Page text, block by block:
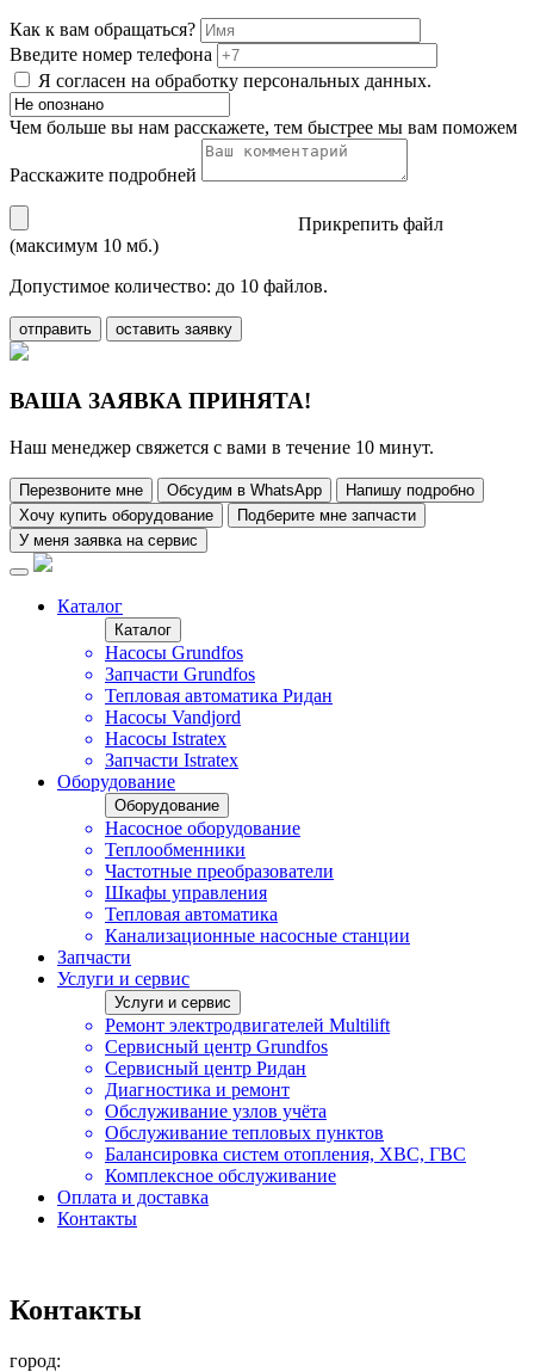
Как к вам обращаться?
Введите номер телефона
Я согласен на обработку персональных данных.
Чем больше вы нам расскажете, тем быстрее мы вам поможем
Расскажите подробней
Прикрепить файл
(максимум 10 мб.)
Допустимое количество: до 10 файлов.
отправить оставить заявку
ВАША ЗАЯВКА ПРИНЯТА!
Наш менеджер свяжется с вами в течение 10 минут.
Перезвоните мне Обсудим в WhatsApp
Напишу подробно
Хочу купить оборудование
Подберите мне запчасти
У меня заявка на сервис
Каталог
Каталог
Насосы Grundfos
Запчасти Grundfos
Тепловая автоматика Ридан
Насосы Vandjord
Насосы Istratex
Запчасти Istratex
Оборудование
Оборудование
Насосное оборудование
Теплообменники
Частотные преобразователи
Шкафы управления
Тепловая автоматика
Канализационные насосные станции
Запчасти
Услуги и сервис
Услуги и сервис
Ремонт электродвигателей Multilift
Сервисный центр Grundfos
Сервисный центр Ридан
Диагностика и ремонт
Обслуживание узлов учёта
Обслуживание тепловых пунктов
Балансировка систем отопления, ХВС, ГВС
Комплексное обслуживание
Оплата и доставка
Контакты
Контакты
город: